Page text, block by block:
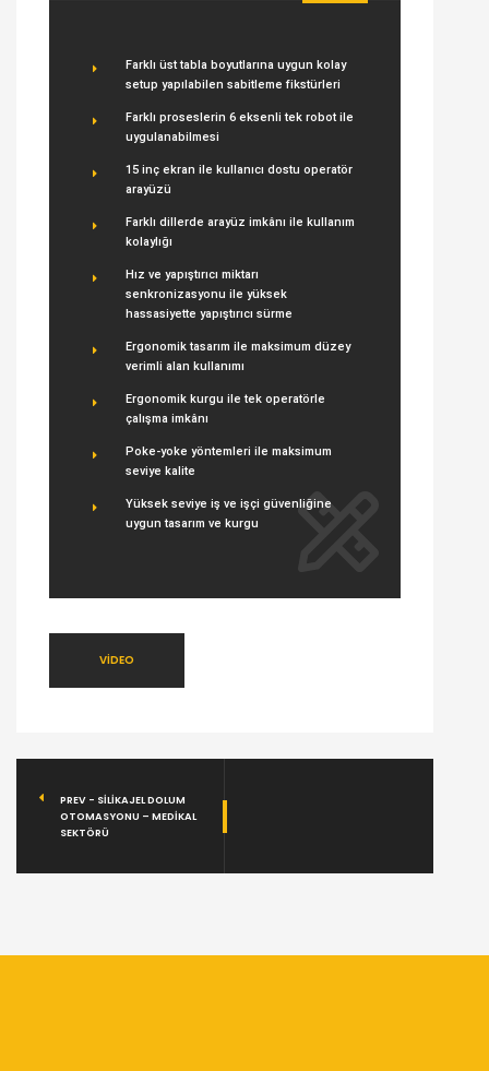
Farklı üst tabla boyutlarına uygun kolay
setup yapılabilen sabitleme fikstürleri
Farklı proseslerin 6 eksenli tek robot ile
uygulanabilmesi
15 inç ekran ile kullanıcı dostu operatör
arayüzü
Farklı dillerde arayüz imkânı ile kullanım
kolaylığı
Hız ve yapıştırıcı miktarı
senkronizasyonu ile yüksek
hassasiyette yapıştırıcı sürme
Ergonomik tasarım ile maksimum düzey
verimli alan kullanımı
Ergonomik kurgu ile tek operatörle
çalışma imkânı
Poke-yoke yöntemleri ile maksimum
seviye kalite
Yüksek seviye iş ve işçi güvenliğine
uygun tasarım ve kurgu
VİDEO
PREV - SILIKAJEL DOLUM
OTOMASYONU – MEDIKAL
SEKTÖRÜ